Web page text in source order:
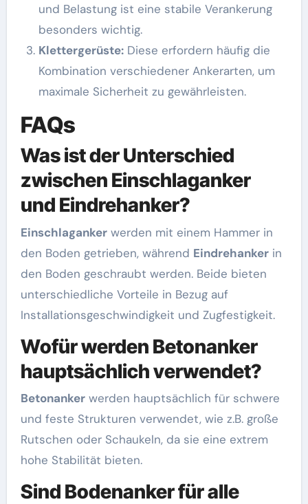
und Belastung ist eine stabile Verankerung
besonders wichtig.
Klettergerüste:Diese erfordern häufig die
Kombination verschiedener Ankerarten, um
maximale Sicherheit zu gewährleisten.
FAQs
Was ist der Unterschied
zwischen Einschlaganker
und Eindrehanker?
Einschlagankerwerden mit einem Hammer in
den Boden getrieben, während Eindrehankerin
den Boden geschraubt werden. Beide bieten
unterschiedliche Vorteile in Bezug auf
Installationsgeschwindigkeit und Zugfestigkeit.
Wofür werden Betonanker
hauptsächlich verwendet?
Betonankerwerden hauptsächlich für schwere
und feste Strukturen verwendet, wie z.B. große
Rutschen oder Schaukeln, da sie eine extrem
hohe Stabilität bieten.
Sind Bodenanker für alle